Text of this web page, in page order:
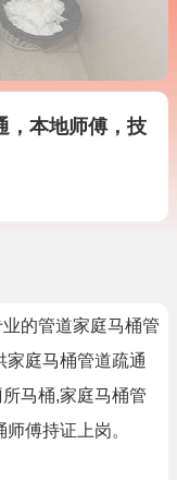
，本地师傅，技
的管道家庭马桶管
家庭马桶管道疏通
马桶,家庭马桶管
傅持证上岗。